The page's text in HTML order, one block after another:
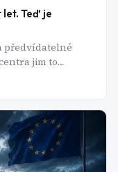
Teď je
předvídatelné
jim to
které tradiční